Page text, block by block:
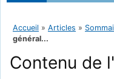
Accueil » Articles »
général...
Contenu de